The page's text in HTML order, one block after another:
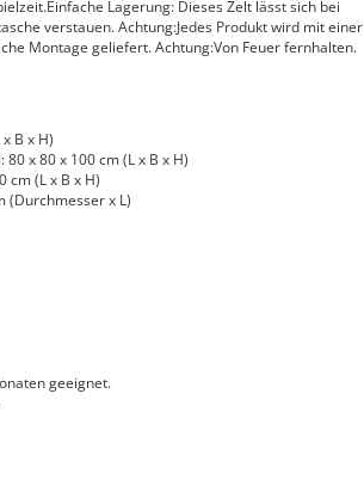
Lagerung: Dieses Zelt lässt sich bei
verstauen. Achtung:Jedes Produkt wird mit einer
Montage geliefert. Achtung:Von Feuer fernhalten.
B x H)
x 80 x 100 cm (L x B x H)
cm (L x B x H)
(Durchmesser x L)
geeignet.